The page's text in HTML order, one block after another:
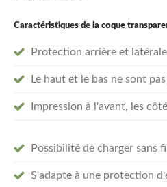
Caractéristiques de la coque
Protection arrière et latérale
Le haut et le bas ne sont
Impression à l'avant, les
Possibilité de charger sans fil
S'adapte à une protection